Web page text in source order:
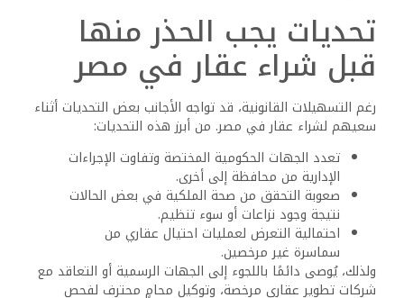
كما تعمل الدولة على إنشاء سجل عقاري موحد إلكترونيًا،
وتحديث اللوائح الخاصة بتملك الأجانب للعقارات لضمان جذب
المزيد من المستثمرين، مع الحفاظ على الاعتبارات الأمنية
والتنظيمية.
كيفية تحويل الأموال عند
شراء عقار في مصر
عند اتخاذ قرار شراء عقار في مصر، يُعد تحويل الأموال من الخارج
إلى داخل مصر خطوة أساسية، ويجب أن تتم وفق القنوات
الرسمية المعتمدة من البنك المركزي المصري. من الأفضل
للمشتري الأجنبي استخدام التحويل البنكي المباشر إلى الحساب
البنكي الخاص بالبائع أو شركة التطوير العقاري، مع الاحتفاظ
بكافة الإيصالات والمستندات التي تُثبت مصدر الأموال.